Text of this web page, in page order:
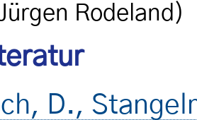
Rodeland)
D.,